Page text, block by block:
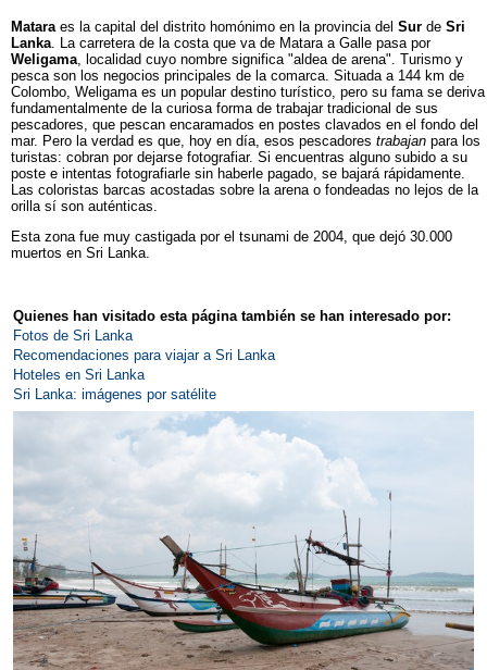
Matara es la capital del distrito homónimo en la provincia del Sur de Sri
Lanka . La carretera de la costa que va de Matara a Galle pasa por
Weligama , localidad cuyo nombre significa "aldea de arena". Turismo y
pesca son los negocios principales de la comarca. Situada a 144 km de
Colombo, Weligama es un popular destino turístico, pero su fama se deriva
fundamentalmente de la curiosa forma de trabajar tradicional de sus
pescadores, que pescan encaramados en postes clavados en el fondo del
mar. Pero la verdad es que, hoy en día, esos pescadores trabajan para los
turistas: cobran por dejarse fotografiar. Si encuentras alguno subido a su
poste e intentas fotografiarle sin haberle pagado, se bajará rápidamente.
Las coloristas barcas acostadas sobre la arena o fondeadas no lejos de la
orilla sí son auténticas.
Esta zona fue muy castigada por el tsunami de 2004, que dejó 30.000
muertos en Sri Lanka.
Quienes han visitado esta página también se han interesado por:
Fotos de Sri Lanka
Recomendaciones para viajar a Sri Lanka
Hoteles en Sri Lanka
Sri Lanka: imágenes por satélite